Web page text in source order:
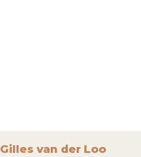
Gilles van der Loo